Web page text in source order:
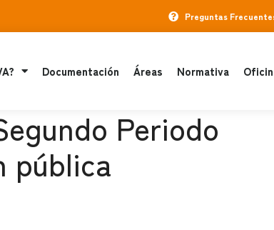
Preguntas
Documentación Áreas Normativa
Periodo
pública